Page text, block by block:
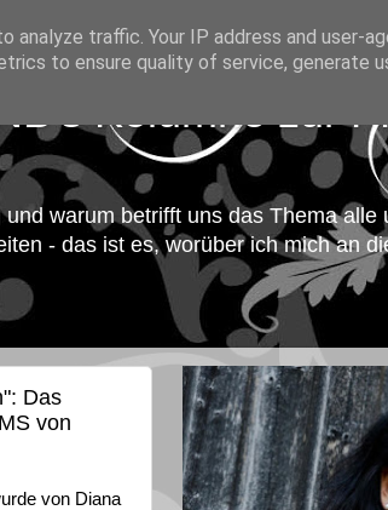
Kolumne zur
warum betrifft uns das Thema alle
- das ist es, worüber ich mich an
Das
von
von Diana
traffic. Your IP address and user-
to ensure quality of service, generate